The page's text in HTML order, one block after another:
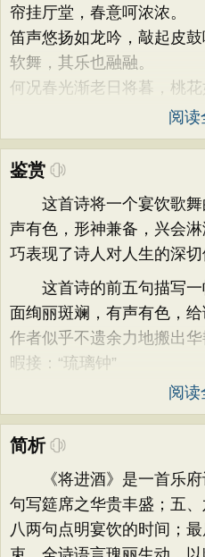
帘挂厅堂，春意呵浓浓。
笛声悠扬如龙吟，敲起皮
软舞，其乐也融融。
何况春光渐老日将暮，桃花
阅
鉴赏
这首诗将一个宴饮歌舞
声有色，形神兼备，兴会
巧表现了诗人对人生的深切
这首诗的前五句描写一
面绚丽斑斓，有声有色，
作者似乎不遗余力地搬出
暇接：“琉璃钟”
阅
简析
《将进酒》是一首乐府
句写筵席之华贵丰盛；五、
八两句点明宴饮的时间；